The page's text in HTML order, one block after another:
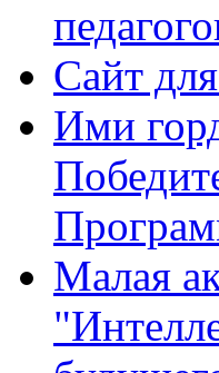
Сайт
Ими
Малая